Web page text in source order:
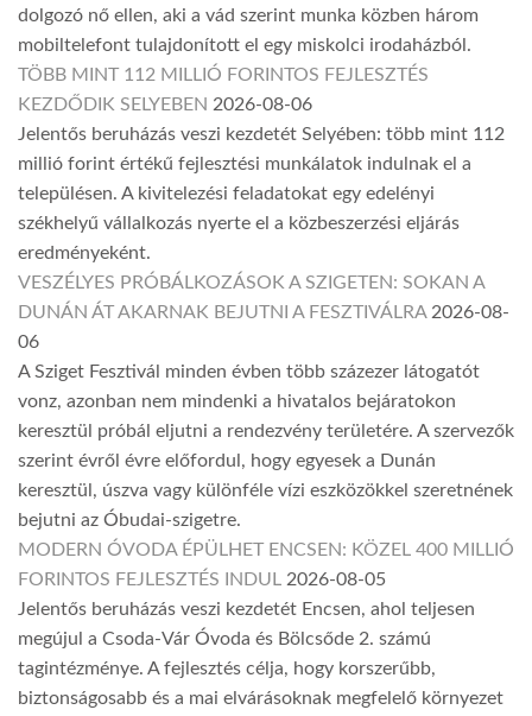
dolgozó nő ellen, aki a vád szerint munka közben három
mobiltelefont tulajdonított el egy miskolci irodaházból.
TÖBB MINT 112 MILLIÓ FORINTOS FEJLESZTÉS
KEZDŐDIK SELYEBEN 2026-08-06
Jelentős beruházás veszi kezdetét Selyében: több mint 112
millió forint értékű fejlesztési munkálatok indulnak el a
településen. A kivitelezési feladatokat egy edelényi
székhelyű vállalkozás nyerte el a közbeszerzési eljárás
eredményeként.
VESZÉLYES PRÓBÁLKOZÁSOK A SZIGETEN: SOKAN A
DUNÁN ÁT AKARNAK BEJUTNI A FESZTIVÁLRA 2026-08-
06
A Sziget Fesztivál minden évben több százezer látogatót
vonz, azonban nem mindenki a hivatalos bejáratokon
keresztül próbál eljutni a rendezvény területére. A szervezők
szerint évről évre előfordul, hogy egyesek a Dunán
keresztül, úszva vagy különféle vízi eszközökkel szeretnének
bejutni az Óbudai-szigetre.
MODERN ÓVODA ÉPÜLHET ENCSEN: KÖZEL 400 MILLIÓ
FORINTOS FEJLESZTÉS INDUL 2026-08-05
Jelentős beruházás veszi kezdetét Encsen, ahol teljesen
megújul a Csoda-Vár Óvoda és Bölcsőde 2. számú
tagintézménye. A fejlesztés célja, hogy korszerűbb,
biztonságosabb és a mai elvárásoknak megfelelő környezet